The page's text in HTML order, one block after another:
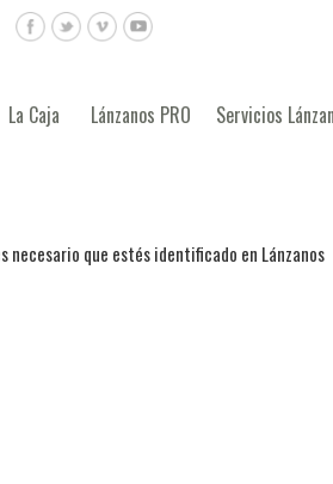
La Caja Lánzanos PRO Servicios
necesario que estés identificado en Lánzanos